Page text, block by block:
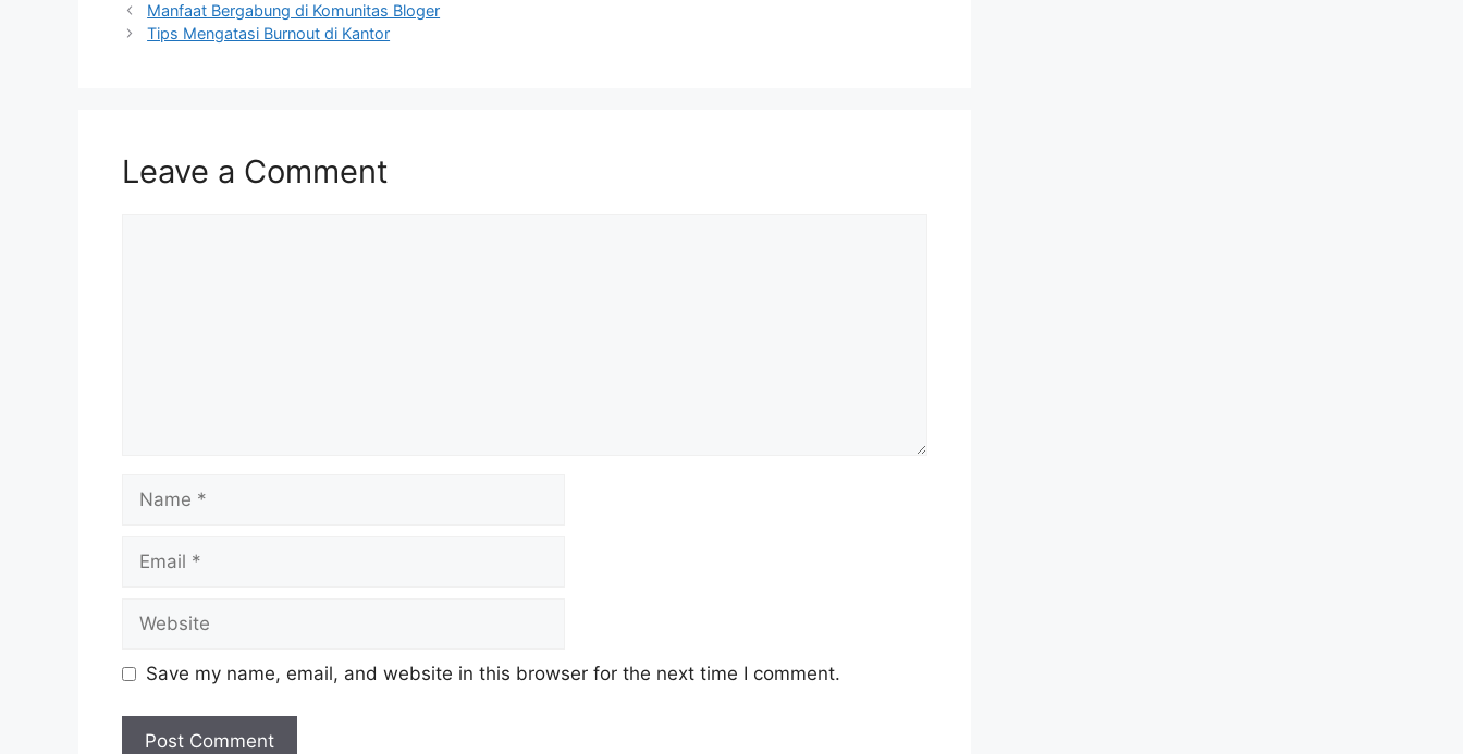
Manfaat Bergabung di Komunitas Bloger
Tips Mengatasi Burnout di Kantor
Leave a Comment
Name
Email
Website
Save my name, email, and website in this browser for the next time I comment.